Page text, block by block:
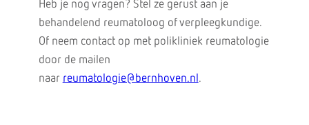
Heb je nog vragen? Stel ze gerust aan je
behandelend reumatoloog of verpleegkundige.
Of neem contact op met polikliniek reumatologie
door de mailen
naar reumatologie@bernhoven.nl .